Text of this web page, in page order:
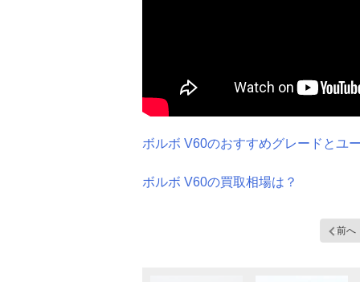
ボルボ V60のおすすめグレードとユ
ボルボ V60の買取相場は？
前へ